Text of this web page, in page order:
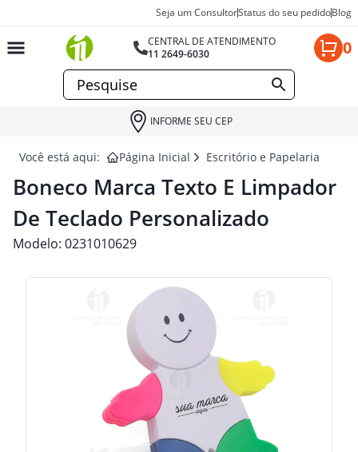
Seja um ConsultorStatus do seu pedidoBlog
CENTRAL DE ATENDIMENTO
11 2649-6030
0
INFORME SEU CEP
Você está aqui: Página Inicial Escritório e Papelaria para
Boneco Marca Texto E Limpador
De Teclado Personalizado
Modelo: 0231010629